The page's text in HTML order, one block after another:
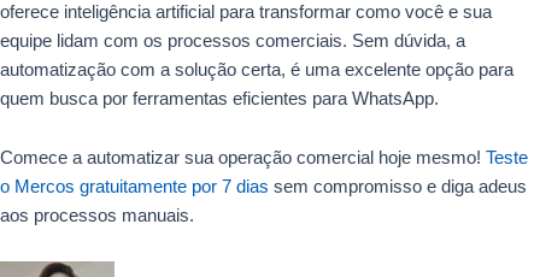
oferece inteligência artificial para transformar como você e sua
equipe lidam com os processos comerciais. Sem dúvida, a
automatização com a solução certa, é uma excelente opção para
quem busca por ferramentas eficientes para WhatsApp.
Comece a automatizar sua operação comercial hoje mesmo! Teste
o Mercos gratuitamente por 7 dias sem compromisso e diga adeus
aos processos manuais.